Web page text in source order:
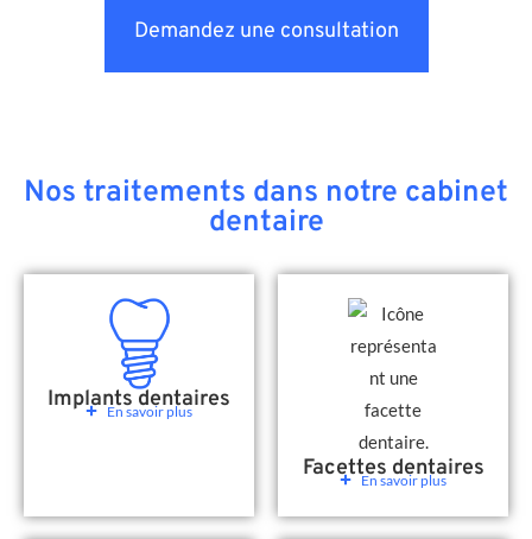
Demandez une consultation
Nos traitements dans notre cabinet
dentaire
Implants dentaires
En savoir plus
Facettes dentaires
En savoir plus